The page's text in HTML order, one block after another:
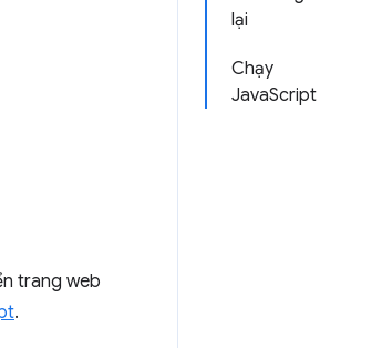
lại
Chạy
JavaScript
trang web
.